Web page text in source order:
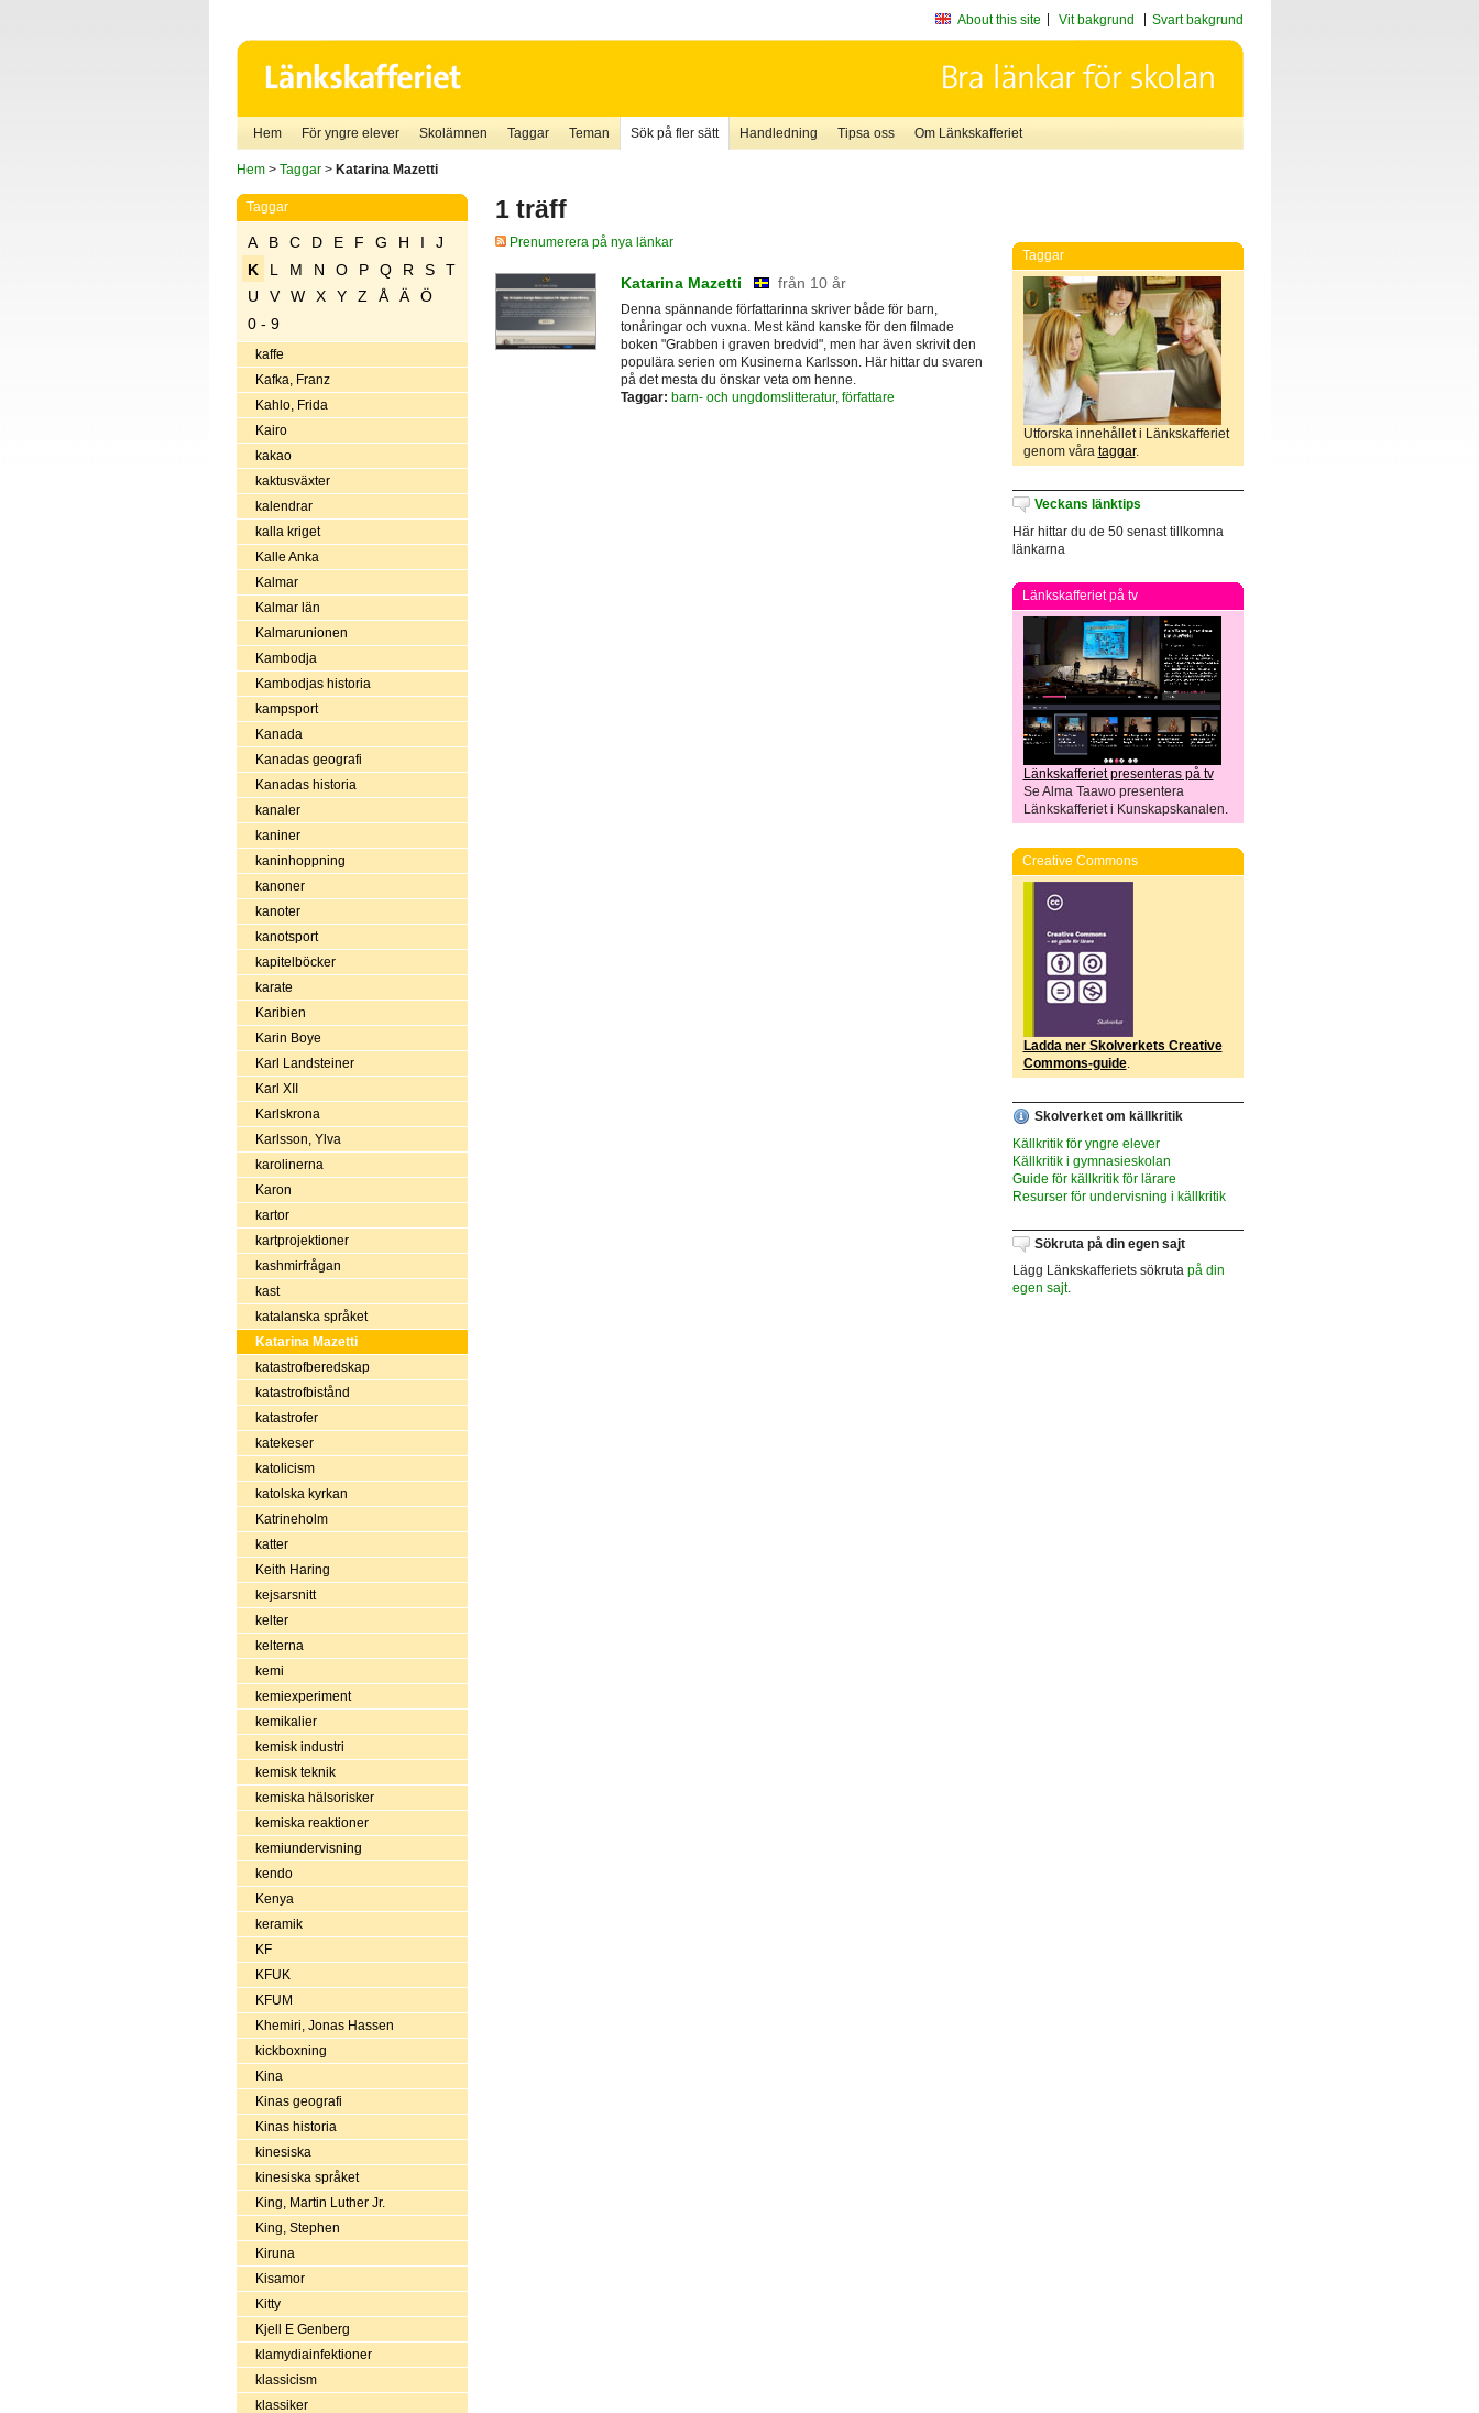
About this site Vit bakgrund Svart bakgrund
Hem För yngre elever Skolämnen Taggar Teman Sök på fler sätt Handledning Tipsa oss Om Länkskafferiet
Hem> Taggar> Katarina Mazetti
Taggar
A B C D E F G H I
J
K
L M N O P Q R S
T
U
V W X Y Z Å Ä
Ö
0 - 9
kaffe
Kafka, Franz
Kahlo, Frida
Kairo
kakao
kaktusväxter
kalendrar
kalla kriget
Kalle Anka
Kalmar
Kalmar län
Kalmarunionen
Kambodja
Kambodjas historia
kampsport
Kanada
Kanadas geografi
Kanadas historia
kanaler
kaniner
kaninhoppning
kanoner
kanoter
kanotsport
kapitelböcker
karate
Karibien
Karin Boye
Karl Landsteiner
Karl XII
Karlskrona
Karlsson, Ylva
karolinerna
Karon
kartor
kartprojektioner
kashmirfrågan
kast
katalanska språket
Katarina Mazetti
katastrofberedskap
katastrofbistånd
katastrofer
katekeser
katolicism
katolska kyrkan
Katrineholm
katter
Keith Haring
kejsarsnitt
kelter
kelterna
kemi
kemiexperiment
kemikalier
kemisk industri
kemisk teknik
kemiska hälsorisker
kemiska reaktioner
kemiundervisning
kendo
Kenya
keramik
KF
KFUK
KFUM
Khemiri, Jonas Hassen
kickboxning
Kina
Kinas geografi
Kinas historia
kinesiska
kinesiska språket
King, Martin Luther Jr.
King, Stephen
Kiruna
Kisamor
Kitty
Kjell E Genberg
klamydiainfektioner
klassicism
klassiker
1 träff
Prenumerera på nya länkar
Katarina Mazetti från 10 år
Denna spännande författarinna skriver både för barn,
tonåringar och vuxna. Mest känd kanske för den filmade
boken "Grabben i graven bredvid", men har även skrivit den
populära serien om Kusinerna Karlsson. Här hittar du svaren
på det mesta du önskar veta om henne.
Taggar: barn- och ungdomslitteratur, författare
Taggar
Utforska innehållet i Länkskafferiet
genom våra taggar.
Veckans länktips
Här hittar du de 50 senast tillkomna
länkarna
Länkskafferiet på tv
Länkskafferiet presenteras på tv
Se Alma Taawo presentera
Länkskafferiet i Kunskapskanalen.
Creative Commons
Ladda ner Skolverkets Creative
Commons-guide.
Skolverket om källkritik
Källkritik för yngre elever
Källkritik i gymnasieskolan
Guide för källkritik för lärare
Resurser för undervisning i källkritik
Sökruta på din egen sajt
Lägg Länkskafferiets sökruta på din
egen sajt.